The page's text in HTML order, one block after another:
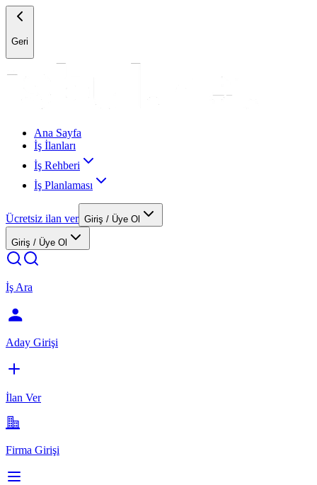
Geri
Ana Sayfa
İş İlanları
İş Rehberi
İş Planlaması
Ücretsiz ilan ver Giriş / Üye Ol
Giriş / Üye Ol
İş Ara
Aday Girişi
İlan Ver
Firma Girişi